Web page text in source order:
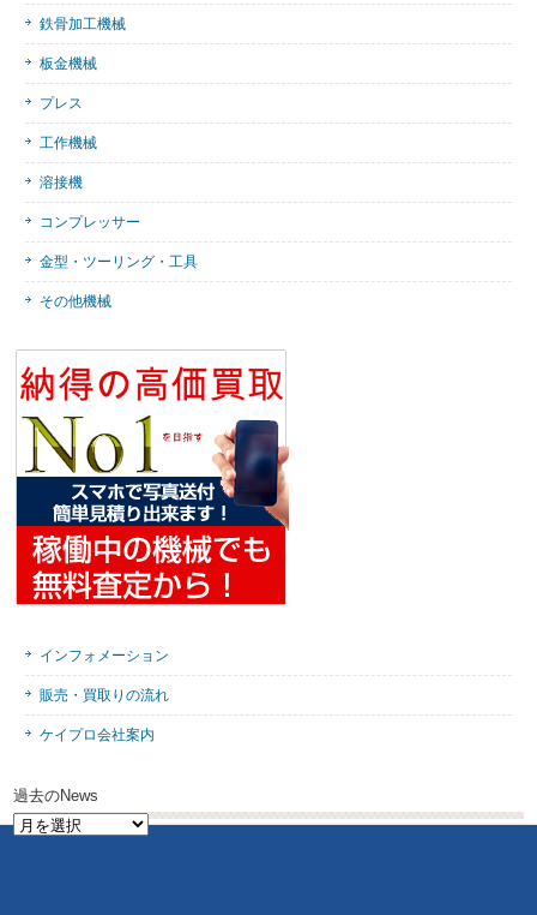
鉄骨加工機械
板金機械
プレス
工作機械
溶接機
コンプレッサー
金型・ツーリング・工具
その他機械
インフォメーション
販売・買取りの流れ
ケイプロ会社案内
過去のNews
過